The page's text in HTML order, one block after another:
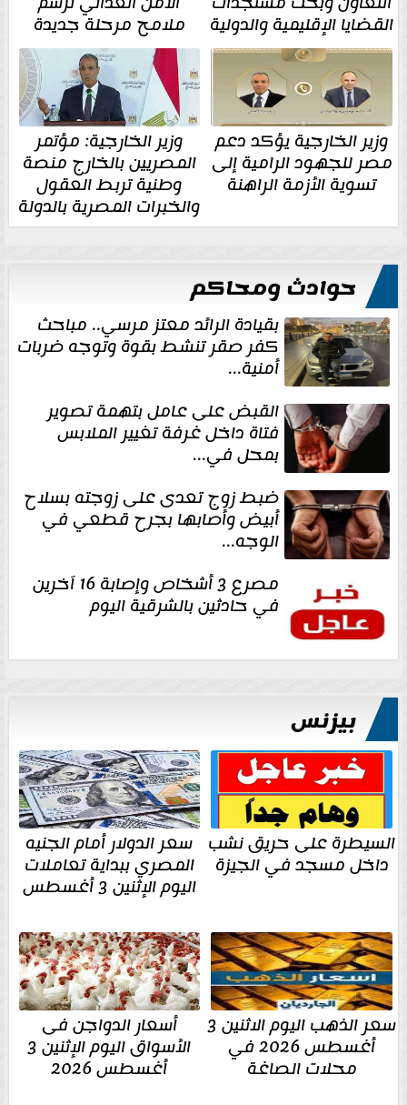
القضايا الإقليمية والدولية ملامح مرحلة جديدة
وزير الخارجية يؤكد دعم
مصر للجهود الرامية إلى
تسوية الأزمة الراهنة
وزير الخارجية: مؤتمر
المصريين بالخارج منصة
وطنية تربط العقول
والخبرات المصرية بالدولة
حوادث ومحاكم
بقيادة الرائد معتز مرسي.. مباحث
كفر صقر تنشط بقوة وتوجه ضربات
أمنية...
القبض على عامل بتهمة تصوير
فتاة داخل غرفة تغيير الملابس
بمحل في...
ضبط زوج تعدى على زوجته بسلاح
أبيض وأصابها بجرح قطعي في
الوجه...
مصرع 3 أشخاص وإصابة 16 آخرين
في حادثين بالشرقية اليوم
بيزنس
السيطرة على حريق نشب
داخل مسجد في الجيزة
سعر الدولار أمام الجنيه
المصري ببداية تعاملات
اليوم الإثنين 3 أغسطس
سعر الذهب اليوم الاثنين 3
أغسطس 2026 في
محلات الصاغة
أسعار الدواجن فى
الأسواق اليوم الإثنين 3
أغسطس 2026